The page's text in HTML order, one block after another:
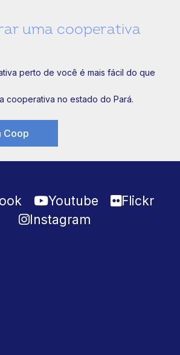
uma cooperativa
perto de você é mais fácil do que
cooperativa no estado do Pará.
Coop
Youtube
Flickr
Instagram